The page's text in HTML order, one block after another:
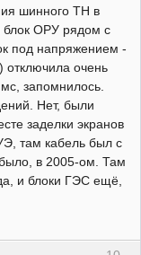
шинного ТН в
ОРУ рядом с
под напряжением -
очень
запомнилось.
Нет, были
заделки экранов
там кабель был с
в 2005-ом. Там
и блоки ГЭС ещё,